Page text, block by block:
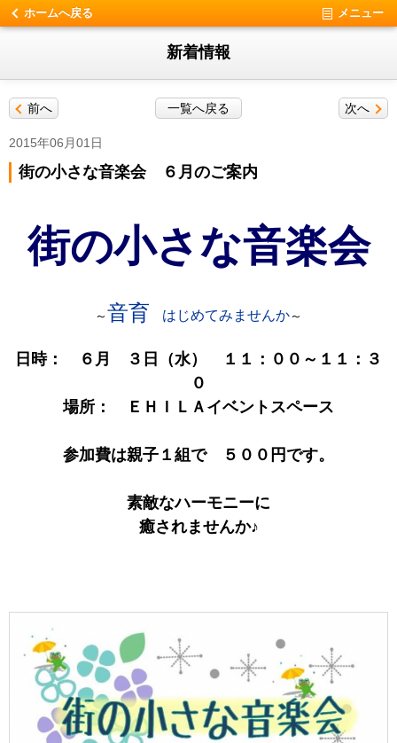
ホームへ戻る メニュー
新着情報
次へ
前へ 一覧へ戻る
2015年06月01日
街の小さな音楽会 ６月のご案内
街の小さな音楽会
～音育 はじめてみませんか～
日時： ６月 ３日（水） １１：００～１１：３
０
場所： ＥＨＩＬＡイベントスペース
参加費は親子１組で ５００円です。
素敵なハーモニーに
癒されませんか♪